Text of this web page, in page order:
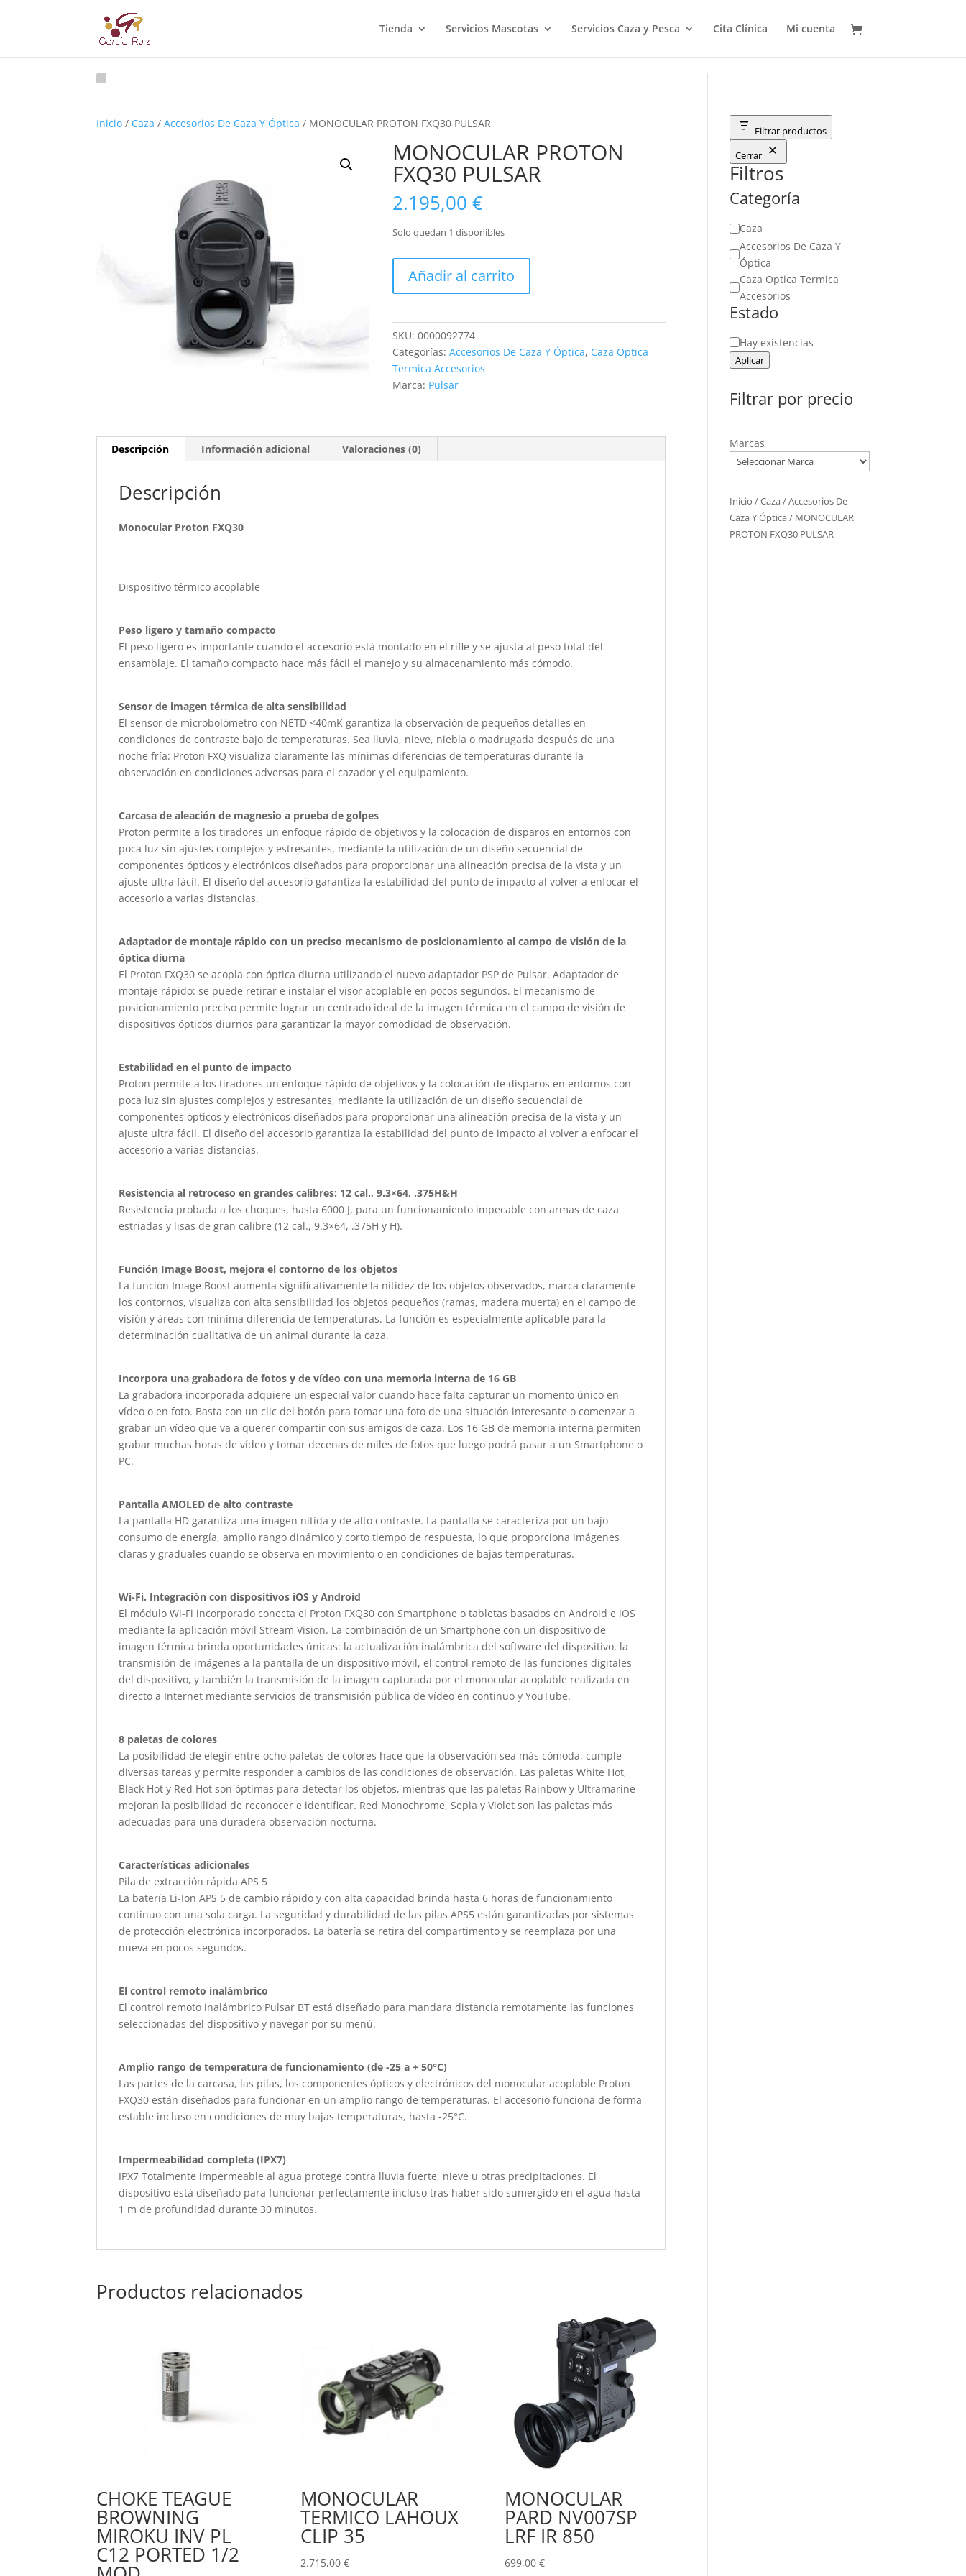
Tienda Servicios Mascotas Servicios Caza y Pesca Cita Clínica Mi cuenta
Inicio / Caza /Accesorios De Caza Y Óptica / MONOCULAR PROTON FXQ30 PULSAR
MONOCULAR PROTON
FXQ30 PULSAR
2.195,00€
Solo quedan 1 disponibles
PROTON
FXQ30
cantidad
Añadir al carrito
SKU:0000092774
Categorías:Accesorios De Caza Y Óptica, Caza Optica
Termica Accesorios
Marca: Pulsar
Descripción Información adicional Valoraciones (0)
Descripción
Monocular Proton FXQ30
Dispositivo térmico acoplable
Peso ligero y tamaño compacto
El peso ligero es importante cuando el accesorio está montado en el rifle y se ajusta al peso total del
ensamblaje. El tamaño compacto hace más fácil el manejo y su almacenamiento más cómodo.
Sensor de imagen térmica de alta sensibilidad
El sensor de microbolómetro con NETD <40mK garantiza la observación de pequeños detalles en
condiciones de contraste bajo de temperaturas. Sea lluvia, nieve, niebla o madrugada después de una
noche fría: Proton FXQ visualiza claramente las mínimas diferencias de temperaturas durante la
observación en condiciones adversas para el cazador y el equipamiento.
Carcasa de aleación de magnesio a prueba de golpes
Proton permite a los tiradores un enfoque rápido de objetivos y la colocación de disparos en entornos con
poca luz sin ajustes complejos y estresantes, mediante la utilización de un diseño secuencial de
componentes ópticos y electrónicos diseñados para proporcionar una alineación precisa de la vista y un
ajuste ultra fácil. El diseño del accesorio garantiza la estabilidad del punto de impacto al volver a enfocar el
accesorio a varias distancias.
Adaptador de montaje rápido con un preciso mecanismo de posicionamiento al campo de visión de la
óptica diurna
El Proton FXQ30 se acopla con óptica diurna utilizando el nuevo adaptador PSP de Pulsar. Adaptador de
montaje rápido: se puede retirar e instalar el visor acoplable en pocos segundos. El mecanismo de
posicionamiento preciso permite lograr un centrado ideal de la imagen térmica en el campo de visión de
dispositivos ópticos diurnos para garantizar la mayor comodidad de observación.
Estabilidad en el punto de impacto
Proton permite a los tiradores un enfoque rápido de objetivos y la colocación de disparos en entornos con
poca luz sin ajustes complejos y estresantes, mediante la utilización de un diseño secuencial de
componentes ópticos y electrónicos diseñados para proporcionar una alineación precisa de la vista y un
ajuste ultra fácil. El diseño del accesorio garantiza la estabilidad del punto de impacto al volver a enfocar el
accesorio a varias distancias.
Resistencia al retroceso en grandes calibres: 12 cal., 9.3×64, .375H&H
Resistencia probada a los choques, hasta 6000 J, para un funcionamiento impecable con armas de caza
estriadas y lisas de gran calibre (12 cal., 9.3×64, .375H y H).
Función Image Boost, mejora el contorno de los objetos
La función Image Boost aumenta significativamente la nitidez de los objetos observados, marca claramente
los contornos, visualiza con alta sensibilidad los objetos pequeños (ramas, madera muerta) en el campo de
visión y áreas con mínima diferencia de temperaturas. La función es especialmente aplicable para la
determinación cualitativa de un animal durante la caza.
Incorpora una grabadora de fotos y de vídeo con una memoria interna de 16 GB
La grabadora incorporada adquiere un especial valor cuando hace falta capturar un momento único en
vídeo o en foto. Basta con un clic del botón para tomar una foto de una situación interesante o comenzar a
grabar un vídeo que va a querer compartir con sus amigos de caza. Los 16 GB de memoria interna permiten
grabar muchas horas de vídeo y tomar decenas de miles de fotos que luego podrá pasar a un Smartphone o
PC.
Pantalla AMOLED de alto contraste
La pantalla HD garantiza una imagen nítida y de alto contraste. La pantalla se caracteriza por un bajo
consumo de energía, amplio rango dinámico y corto tiempo de respuesta, lo que proporciona imágenes
claras y graduales cuando se observa en movimiento o en condiciones de bajas temperaturas.
Wi-Fi. Integración con dispositivos iOS y Android
El módulo Wi-Fi incorporado conecta el Proton FXQ30 con Smartphone o tabletas basados en Android e iOS
mediante la aplicación móvil Stream Vision. La combinación de un Smartphone con un dispositivo de
imagen térmica brinda oportunidades únicas: la actualización inalámbrica del software del dispositivo, la
transmisión de imágenes a la pantalla de un dispositivo móvil, el control remoto de las funciones digitales
del dispositivo, y también la transmisión de la imagen capturada por el monocular acoplable realizada en
directo a Internet mediante servicios de transmisión pública de vídeo en continuo y YouTube.
8 paletas de colores
La posibilidad de elegir entre ocho paletas de colores hace que la observación sea más cómoda, cumple
diversas tareas y permite responder a cambios de las condiciones de observación. Las paletas White Hot,
Black Hot y Red Hot son óptimas para detectar los objetos, mientras que las paletas Rainbow y Ultramarine
mejoran la posibilidad de reconocer e identificar. Red Monochrome, Sepia y Violet son las paletas más
adecuadas para una duradera observación nocturna.
Características adicionales
Pila de extracción rápida APS 5
La batería Li-Ion APS 5 de cambio rápido y con alta capacidad brinda hasta 6 horas de funcionamiento
continuo con una sola carga. La seguridad y durabilidad de las pilas APS5 están garantizadas por sistemas
de protección electrónica incorporados. La batería se retira del compartimento y se reemplaza por una
nueva en pocos segundos.
El control remoto inalámbrico
El control remoto inalámbrico Pulsar BT está diseñado para mandara distancia remotamente las funciones
seleccionadas del dispositivo y navegar por su menú.
Amplio rango de temperatura de funcionamiento (de -25 a + 50°C)
Las partes de la carcasa, las pilas, los componentes ópticos y electrónicos del monocular acoplable Proton
FXQ30 están diseñados para funcionar en un amplio rango de temperaturas. El accesorio funciona de forma
estable incluso en condiciones de muy bajas temperaturas, hasta -25°C.
Impermeabilidad completa (IPX7)
IPX7 Totalmente impermeable al agua protege contra lluvia fuerte, nieve u otras precipitaciones. El
dispositivo está diseñado para funcionar perfectamente incluso tras haber sido sumergido en el agua hasta
1 m de profundidad durante 30 minutos.
Productos relacionados
CHOKE TEAGUE
BROWNING
MIROKU INV PL
C12 PORTED 1/2
MONOCULAR
TERMICO LAHOUX
CLIP 35
2.715,00 €
MONOCULAR
PARD NV007SP
LRF IR 850
699,00 €
Filtrar productos
Cerrar
Filtros
Categoría
Categoría
Caza
Accesorios De Caza Y
Óptica
Caza Optica Termica
Accesorios
Estado
Estado
Hay existencias
Aplicar
Filtrar por precio
Marcas
Inicio /Caza/Accesorios De
Caza Y Óptica/ MONOCULAR
PROTON FXQ30 PULSAR